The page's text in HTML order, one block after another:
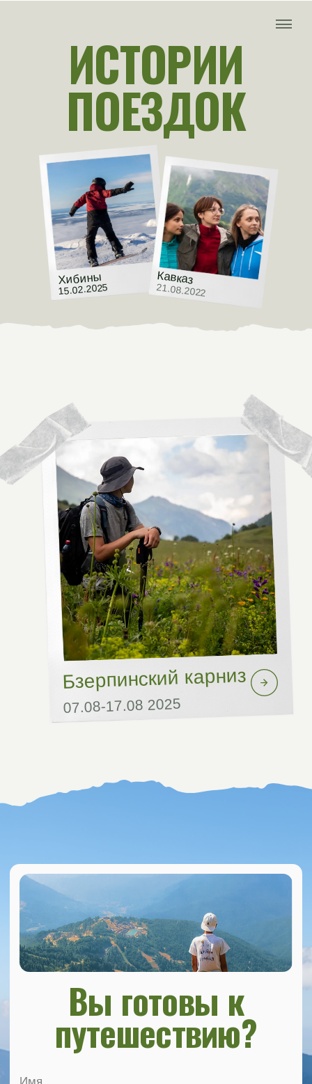
Хибины
15.02.2025
Кавказ
21.08.2022
ИСТОРИИ
ПОЕЗДОК
Бзерпинский карниз
07.08-17.08 2025
Вы готовы к
Направления
Сувенирная
О нас
Поиск программ
Истории поездок
Я согласен с условиями Политики конфиденциальности и
Обработки персональных данных
Отправить